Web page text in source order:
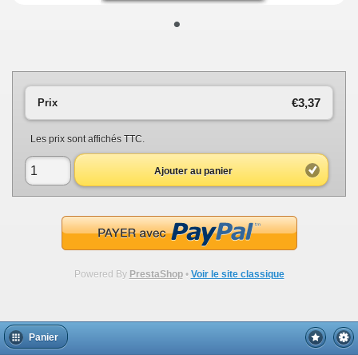
•
€3,37
Prix
Les prix sont affichés TTC.
Ajouter au panier
Powered By PrestaShop• Voir le site classique
Panier